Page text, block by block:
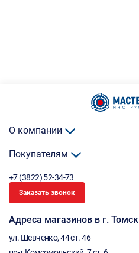
О компании
Покупателям
+7 (3822) 52-34-73
Заказать звонок
Адреса магазинов в г. Томск
ул. Шевченко, 44 ст. 46